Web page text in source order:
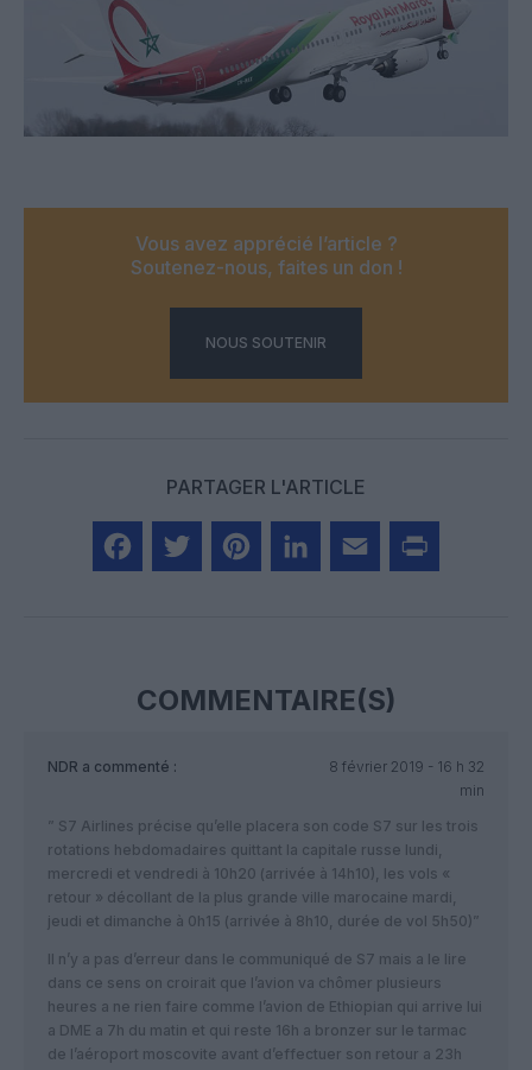
Vous avez apprécié l’article ?
Soutenez-nous, faites un don !
NOUS SOUTENIR
PARTAGER L'ARTICLE
COMMENTAIRE(S)
NDR a commenté :
8 février 2019 - 16 h 32
min
” S7 Airlines précise qu’elle placera son code S7 sur les trois
rotations hebdomadaires quittant la capitale russe lundi,
mercredi et vendredi à 10h20 (arrivée à 14h10), les vols «
retour » décollant de la plus grande ville marocaine mardi,
jeudi et dimanche à 0h15 (arrivée à 8h10, durée de vol 5h50)”
Il n’y a pas d’erreur dans le communiqué de S7 mais a le lire
dans ce sens on croirait que l’avion va chômer plusieurs
heures a ne rien faire comme l’avion de Ethiopian qui arrive lui
a DME a 7h du matin et qui reste 16h a bronzer sur le tarmac
de l’aéroport moscovite avant d’effectuer son retour a 23h